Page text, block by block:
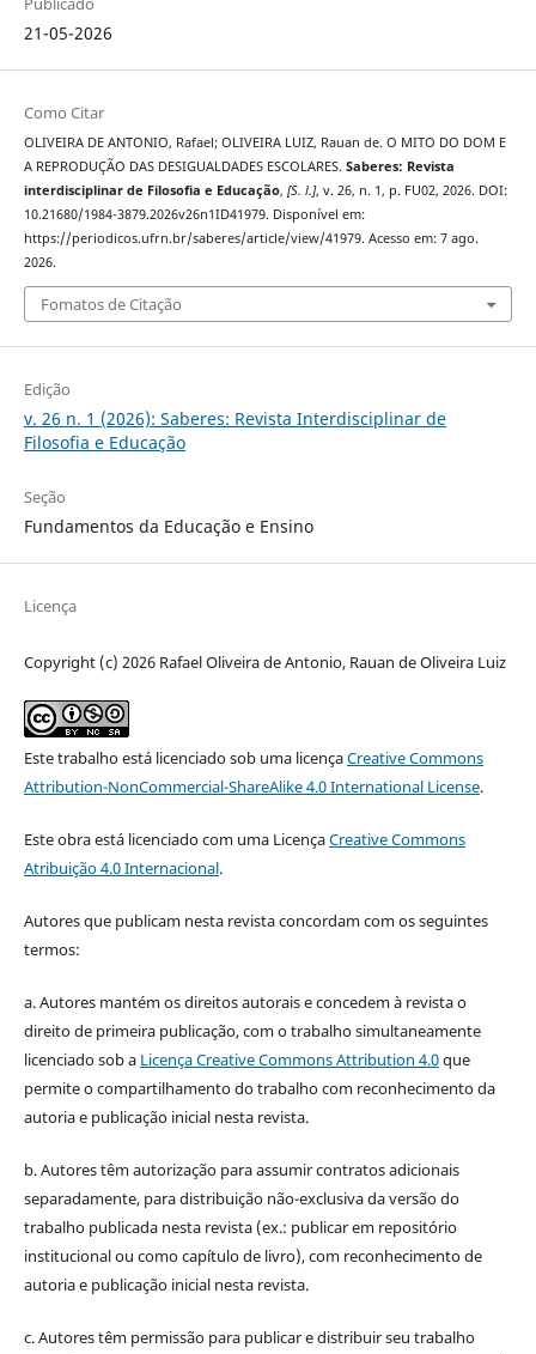
21-05-2026
Como Citar
OLIVEIRA DE ANTONIO, Rafael; OLIVEIRA LUIZ, Rauan de. O MITO DO DOM E
A REPRODUÇÃO DAS DESIGUALDADES ESCOLARES. Saberes: Revista
interdisciplinar de Filosofia e Educação, [S. l.], v. 26, n. 1, p. FU02, 2026. DOI:
10.21680/1984-3879.2026v26n1ID41979. Disponível em:
https://periodicos.ufrn.br/saberes/article/view/41979. Acesso em: 7 ago.
2026.
Fomatos de Citação
Edição
v. 26 n. 1 (2026): Saberes: Revista Interdisciplinar de
Filosofia e Educação
Seção
Fundamentos da Educação e Ensino
Licença
Copyright (c) 2026 Rafael Oliveira de Antonio, Rauan de Oliveira Luiz
Este trabalho está licenciado sob uma licençaCreative Commons
Attribution-NonCommercial-ShareAlike 4.0 International License.
Este obra está licenciado com uma LicençaCreative Commons
Atribuição 4.0 Internacional.
Autores que publicam nesta revista concordam com os seguintes
termos:
a. Autores mantém os direitos autorais e concedem à revista o
direito de primeira publicação, com o trabalho simultaneamente
licenciado sob a Licença Creative Commons Attribution 4.0que
permite o compartilhamento do trabalho com reconhecimento da
autoria e publicação inicial nesta revista.
b. Autores têm autorização para assumir contratos adicionais
separadamente, para distribuição não-exclusiva da versão do
trabalho publicada nesta revista (ex.: publicar em repositório
institucional ou como capítulo de livro), com reconhecimento de
autoria e publicação inicial nesta revista.
c. Autores têm permissão para publicar e distribuir seu trabalho